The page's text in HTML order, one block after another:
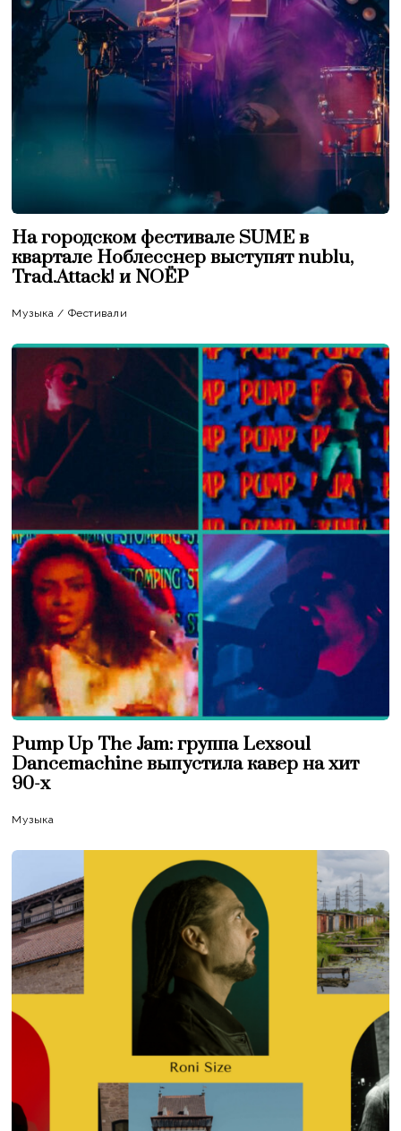
На городском фестивале SUME в
квартале Ноблесснер выступят nublu,
Trad.Attack! и NOËP
Музыка / Фестивали
Pump Up The Jam: группа Lexsoul
Dancemachine выпустила кавер на хит
90-х
Музыка